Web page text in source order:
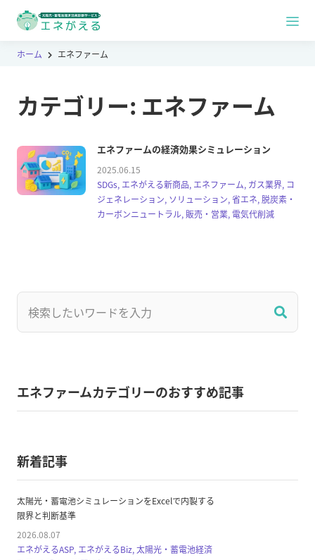
ホーム エネファーム
カテゴリー: エネファーム
エネファームの経済効果シミュレーション
2025.06.15
SDGs, エネがえる新商品, エネファーム, ガス業界, コ
ジェネレーション, ソリューション, 省エネ, 脱炭素・
カーボンニュートラル, 販売・営業, 電気代削減
エネファームカテゴリーのおすすめ記事
新着記事
太陽光・蓄電池シミュレーションをExcelで内製する
限界と判断基準
2026.08.07
エネがえるASP, エネがえるBiz, 太陽光・蓄電池経済